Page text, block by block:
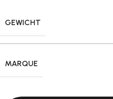
GEWICHT
MARQUE